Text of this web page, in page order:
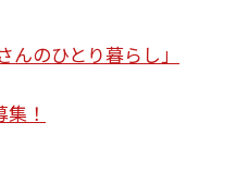
のひとり暮らし」
！